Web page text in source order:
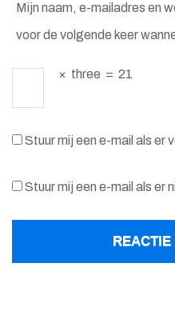
Mijn naam, e-mailadres en
voor de volgende keer
× three = 21
Stuur mij een e-mail als er
Stuur mij een e-mail als er